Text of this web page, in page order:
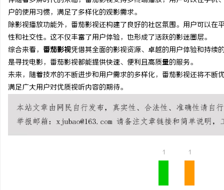
户的使用习惯，满足了多样化的观影需求。
除影视播放功能外，番茄影视还构建了良好的社区氛围。用户可以
性和社交性。这不仅丰富了用户体验，也形成了活跃的影迷圈层。
综合来看， 番茄影视凭借其全面的影视资源、卓越的用户体验和持续
是寻找电影，番茄影视都能提供快速、便利且高质量的服务。
未来，随着技术的不断进步和用户需求的多样化，番茄影视还将不
满足广大用户对优质视听内容的期待。
1 1
乐樱国际医疗中心 高精密光纤切割机：引